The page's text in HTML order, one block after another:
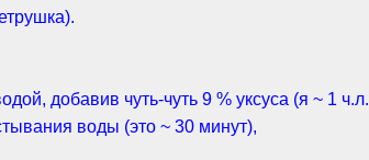
добавив чуть-чуть 9 % уксуса (я ~ 1 ч.л.
воды (это ~ 30 минут),